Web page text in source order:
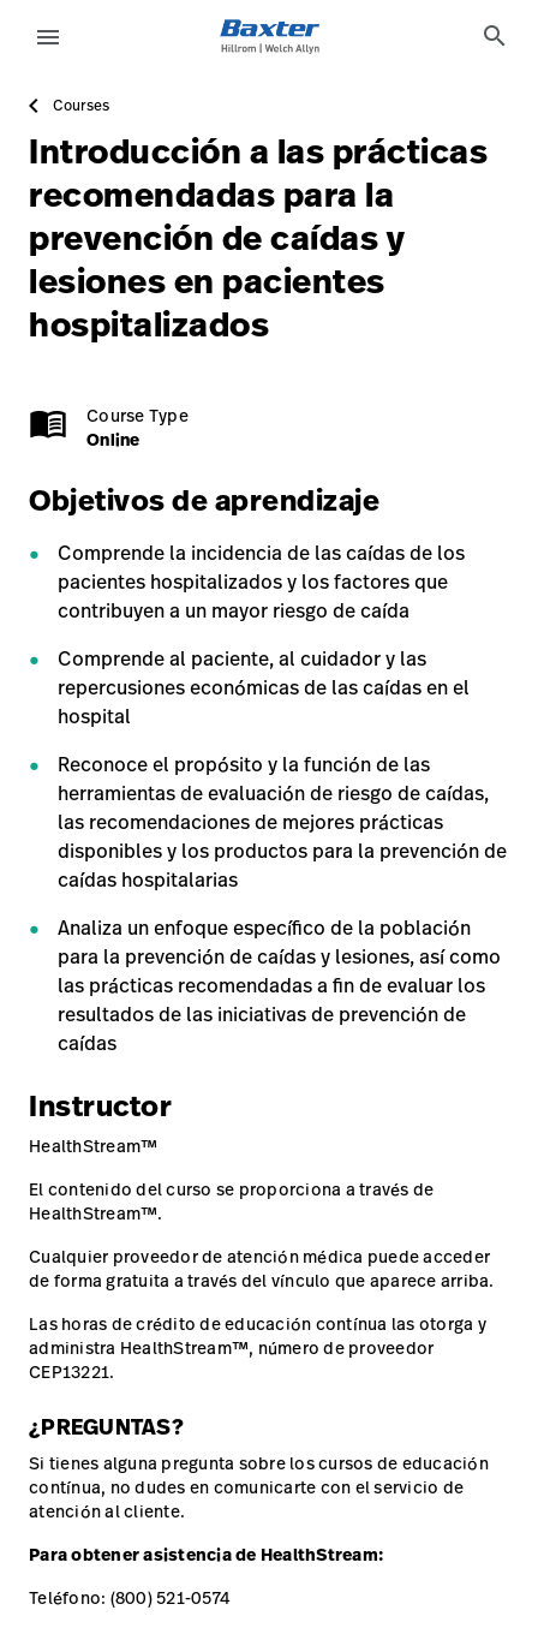
Soluciones
Servicios
Conocimientos
con nosotros
Carreras
launch
Portal
Update
Profile
Cerrar
sesión
language Country
con nosotros
Carreras
Baxter.com launch
menu search
Courses
Introducción a las prácticas
recomendadas para la
prevención de caídas y
lesiones en pacientes
hospitalizados
menu_book Course Type
Online
Objetivos de aprendizaje
Comprende la incidencia de las caídas de los
pacientes hospitalizados y los factores que
contribuyen a un mayor riesgo de caída
Comprende al paciente, al cuidador y las
repercusiones económicas de las caídas en el
hospital
Reconoce el propósito y la función de las
herramientas de evaluación de riesgo de caídas,
las recomendaciones de mejores prácticas
disponibles y los productos para la prevención de
caídas hospitalarias
Analiza un enfoque específico de la población
para la prevención de caídas y lesiones, así como
las prácticas recomendadas a fin de evaluar los
resultados de las iniciativas de prevención de
caídas
Instructor
HealthStream™
El contenido del curso se proporciona a través de
HealthStream™.
Cualquier proveedor de atención médica puede acceder
de forma gratuita a través del vínculo que aparece arriba.
Las horas de crédito de educación contínua las otorga y
administra HealthStream™, número de proveedor
CEP13221.
¿PREGUNTAS?
Si tienes alguna pregunta sobre los cursos de educación
contínua, no dudes en comunicarte con el servicio de
atención al cliente.
Para obtener asistencia de HealthStream:
Teléfono: (800) 521-0574